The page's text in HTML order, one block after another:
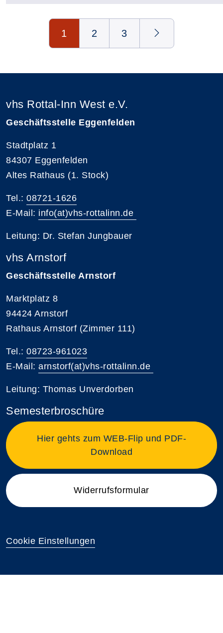
Seite 1 von 3
1 2 3
vhs Rottal-Inn West e.V.
Geschäftsstelle Eggenfelden
Stadtplatz 1
84307 Eggenfelden
Altes Rathaus (1. Stock)
Tel.: 08721-1626
E-Mail: info(at)vhs-rottalinn.de
Leitung: Dr. Stefan Jungbauer
vhs Arnstorf
Geschäftsstelle Arnstorf
Marktplatz 8
94424 Arnstorf
Rathaus Arnstorf (Zimmer 111)
Tel.: 08723-961023
E-Mail: arnstorf(at)vhs-rottalinn.de
Leitung: Thomas Unverdorben
Semesterbroschüre
Hier gehts zum WEB-Flip und PDF-
Download
Widerrufsformular
Cookie Einstellungen